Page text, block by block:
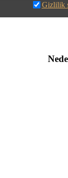
Gizlilik